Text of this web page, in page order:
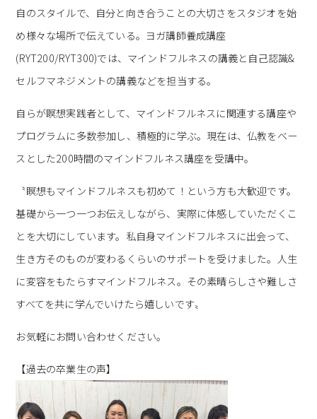
自のスタイルで、自分と向き合うことの大切さをスタジオを始
め様々な場所で伝えている。ヨガ講師養成講座
(RYT200/RYT300)では、マインドフルネスの講義と自己認識&
セルフマネジメントの講義などを担当する。
自らが瞑想実践者として、マインドフルネスに関連する講座や
プログラムに多数参加し、積極的に学ぶ。現在は、仏教をベー
スとした200時間のマインドフルネス講座を受講中。
〝瞑想もマインドフルネスも初めて！という方も大歓迎です。
基礎から一つ一つお伝えしながら、実際に体感していただくこ
とを大切にしています。私自身マインドフルネスに出会って、
生き方そのものが変わるくらいのサポートを受けました。人生
に変容をもたらすマインドフルネス。その素晴らしさや難しさ
すべてを共に学んでいけたら嬉しいです〟
お気軽にお問い合わせください。
【過去の卒業生の声】